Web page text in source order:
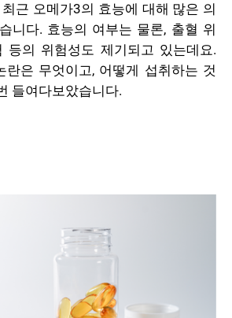
근 오메가3의 효능에 대해 많은 의
니다. 효능의 여부는 물론, 출혈 위
등의 위험성도 제기되고 있는데요.
란은 무엇이고, 어떻게 섭취하는 것
들여다보았습니다.